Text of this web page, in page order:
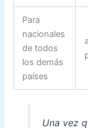
Para
nacionales
de todos
los demás
países
Una vez